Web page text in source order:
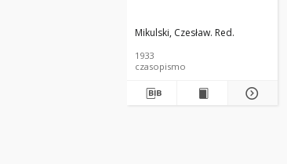
Mikulski, Czesław. Red.
1933
czasopismo